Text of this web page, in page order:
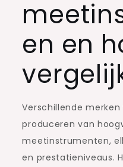
en en
Verschillende
produceren van
meetinstrumenten,
en prestatieniveaus.